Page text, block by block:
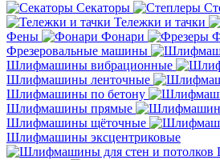
Секаторы
Тележки и тачки
Фены
Фонари
Фрезеровальные машины
Шлифмашины вибрационные
Шлифмашины ленточные
Шлифмашины по бетону
Шлифмашины прямые
Шлифмашины щёточные
Шлифмашины эксцентриковые